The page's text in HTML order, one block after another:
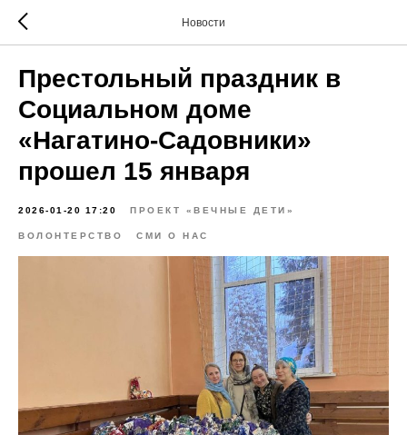
Новости
Престольный праздник в
Социальном доме
«Нагатино-Садовники»
прошел 15 января
2026-01-20 17:20 ПРОЕКТ «ВЕЧНЫЕ ДЕТИ»
ВОЛОНТЕРСТВО СМИ О НАС